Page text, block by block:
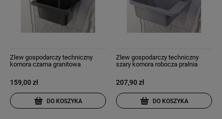
Zlew gospodarczy techniczny
komora czarna granitowa
159,00 zł
DO KOSZYKA
Zlew gospodarczy techniczny
szary komora robocza pralnia
207,90 zł
DO KOSZYKA